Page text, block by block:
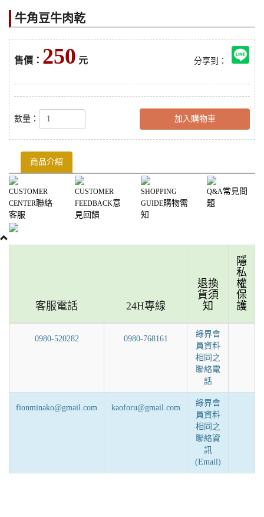
牛角豆牛肉乾
售價： 250 元 分享到：
數量： 加入購物車
商品介紹
CUSTOMER
CENTER聯絡
客服
CUSTOMER
FEEDBACK意
見回饋
SHOPPING
GUIDE購物需
知
Q&A常見問
題
客服電話 24H專線
退換
貨須
知
隱
私
權
保
護
0980-520282 0980-768161
綠界會
員資料
相同之
聯絡電
話
fionminako@gmail.com kaoforu@gmail.com
綠界會
員資料
相同之
聯絡資
訊
(Email)